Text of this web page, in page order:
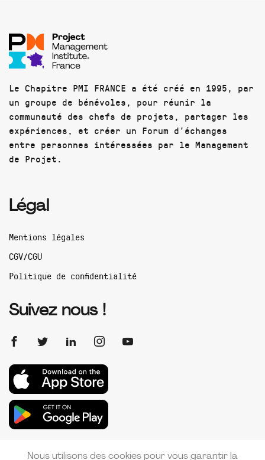
Le Chapitre PMI FRANCE a été créé en 1995, par
un groupe de bénévoles, pour réunir la
communauté des chefs de projets, partager les
expériences, et créer un Forum d'échanges
entre personnes intéressées par le Management
de Projet.
Légal
Mentions légales
CGV/CGU
Politique de confidentialité
Suivez nous !
Nous utilisons des cookies pour vous garantir la